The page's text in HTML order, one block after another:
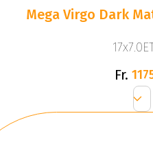
Mega Virgo Dark
Fr.